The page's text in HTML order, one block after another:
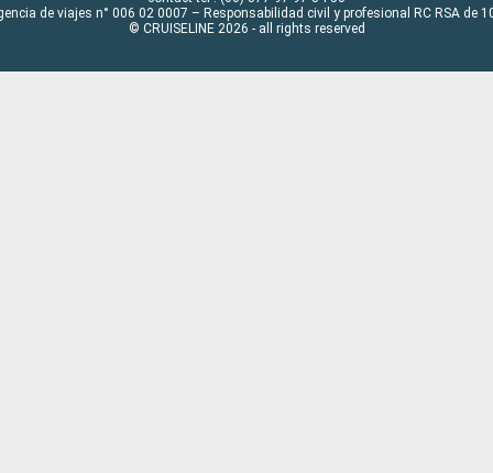
de viajes n° 006 02 0007 – Responsabilidad civil y profesional RC RSA de
© CRUISELINE 2026 - all rights reserved